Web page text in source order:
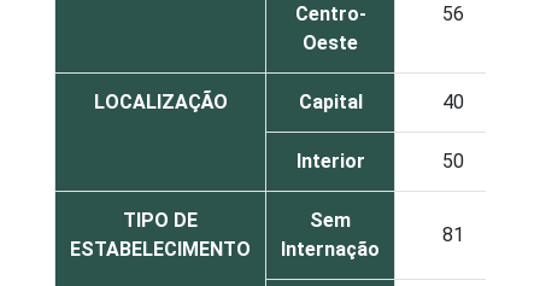
Centro-
Oeste
56
LOCALIZAÇÃO Capital 40
Interior 50
TIPO DE
ESTABELECIMENTO
Sem
Internação
81